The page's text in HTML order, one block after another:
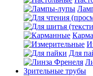
Для
Зрительные трубы